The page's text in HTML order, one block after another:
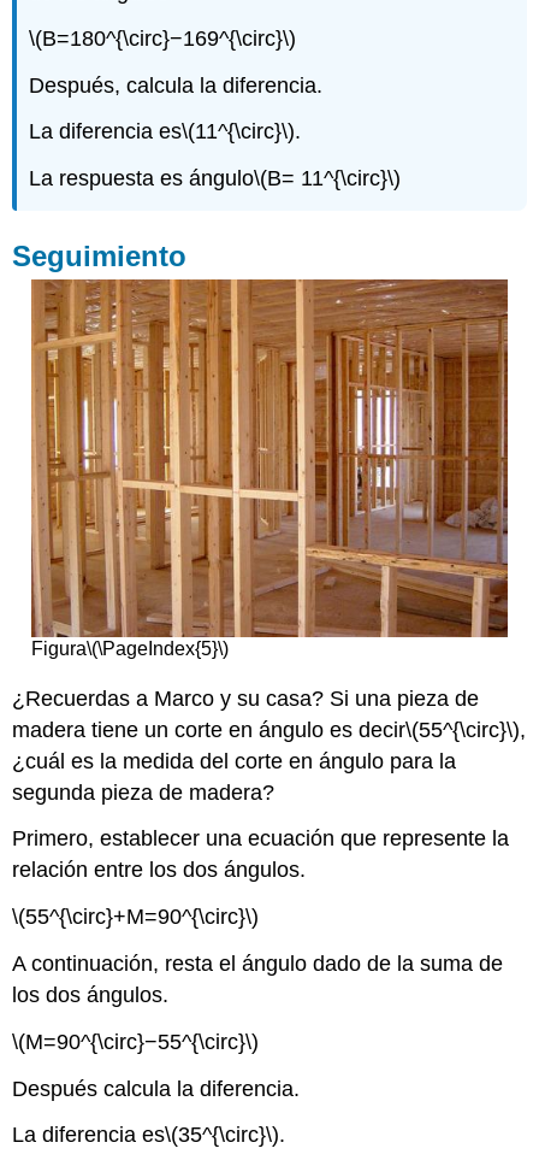
\(B=180^{\circ}−169^{\circ}\)
Después, calcula la diferencia.
La diferencia es\(11^{\circ}\).
La respuesta es ángulo\(B= 11^{\circ}\)
Seguimiento
Figura\(\PageIndex{5}\)
¿Recuerdas a Marco y su casa? Si una pieza de
madera tiene un corte en ángulo es decir\(55^{\circ}\),
¿cuál es la medida del corte en ángulo para la
segunda pieza de madera?
Primero, establecer una ecuación que represente la
relación entre los dos ángulos.
\(55^{\circ}+M=90^{\circ}\)
A continuación, resta el ángulo dado de la suma de
los dos ángulos.
\(M=90^{\circ}−55^{\circ}\)
Después calcula la diferencia.
La diferencia es\(35^{\circ}\).